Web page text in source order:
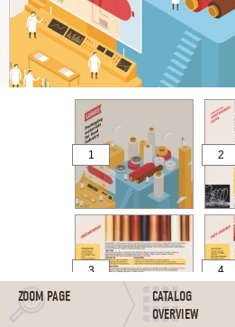
1 2
3 4
ZOOM PAGE
CATALOG
OVERVIEW